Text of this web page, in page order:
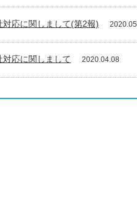
応に関しまして(第2報)
応に関しまして 2020.04.08